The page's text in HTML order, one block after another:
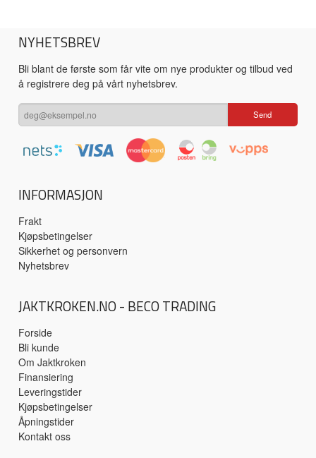
NYHETSBREV
Bli blant de første som får vite om nye produkter og tilbud ved
å registrere deg på vårt nyhetsbrev.
INFORMASJON
Frakt
Kjøpsbetingelser
Sikkerhet og personvern
Nyhetsbrev
JAKTKROKEN.NO - BECO TRADING
Forside
Bli kunde
Om Jaktkroken
Finansiering
Leveringstider
Kjøpsbetingelser
Åpningstider
Kontakt oss